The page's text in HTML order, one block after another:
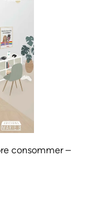
consommer –